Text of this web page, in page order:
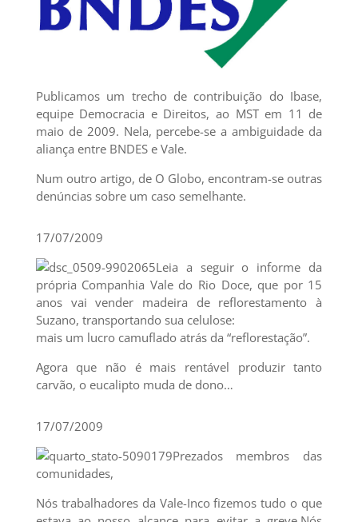
Publicamos um trecho de contribuição do Ibase,
equipe Democracia e Direitos, ao MST em 11 de
maio de 2009. Nela, percebe-se a ambiguidade da
aliança entre BNDES e Vale.
Num outro artigo, de O Globo, encontram-se outras
denúncias sobre um caso semelhante.
17/07/2009
Leia a seguir o informe da
própria Companhia Vale do Rio Doce, que por 15
anos vai vender madeira de reflorestamento à
Suzano, transportando sua celulose:
mais um lucro camuflado atrás da “reflorestação”.
Agora que não é mais rentável produzir tanto
carvão, o eucalipto muda de dono…
17/07/2009
Prezados membros das
comunidades,
Nós trabalhadores da Vale-Inco fizemos tudo o que